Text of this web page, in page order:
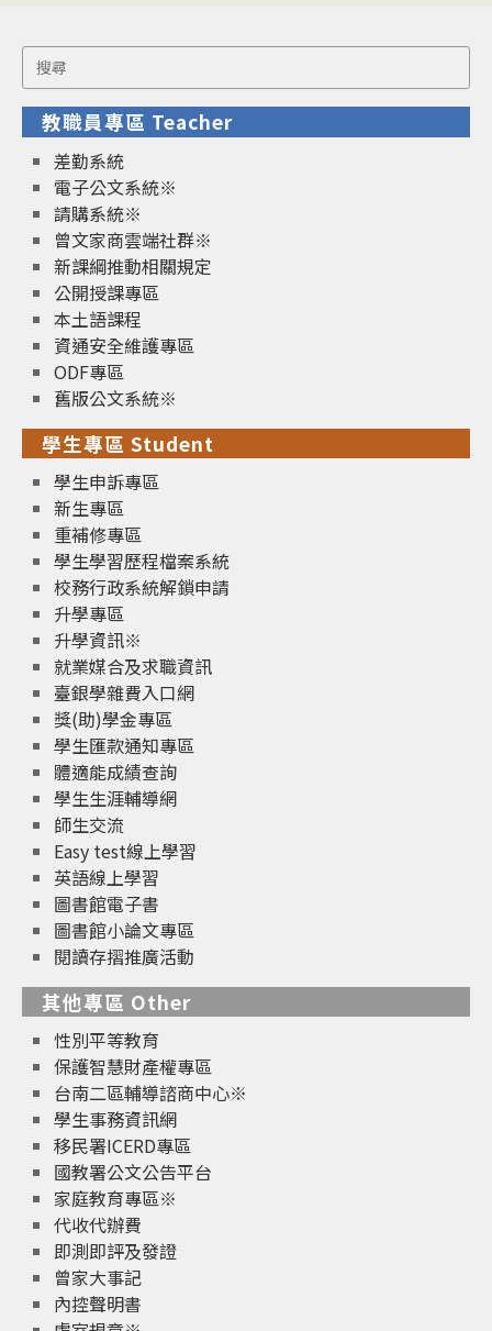
Search
for:
教職員專區 Teacher
差勤系統
電子公文系統※
請購系統※
曾文家商雲端社群※
新課綱推動相關規定
公開授課專區
本土語課程
資通安全維護專區
ODF專區
舊版公文系統※
學生專區 Student
學生申訴專區
新生專區
重補修專區
學生學習歷程檔案系統
校務行政系統解鎖申請
升學專區
升學資訊※
就業媒合及求職資訊
臺銀學雜費入口網
獎(助)學金專區
學生匯款通知專區
體適能成績查詢
學生生涯輔導網
師生交流
Easy test線上學習
英語線上學習
圖書館電子書
圖書館小論文專區
閱讀存摺推廣活動
其他專區 Other
性別平等教育
保護智慧財產權專區
台南二區輔導諮商中心※
學生事務資訊網
移民署ICERD專區
國教署公文公告平台
家庭教育專區※
代收代辦費
即測即評及發證
曾家大事記
內控聲明書